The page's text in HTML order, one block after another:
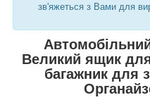
зв'яжеться з Вами для
Великий ящик
багажник для